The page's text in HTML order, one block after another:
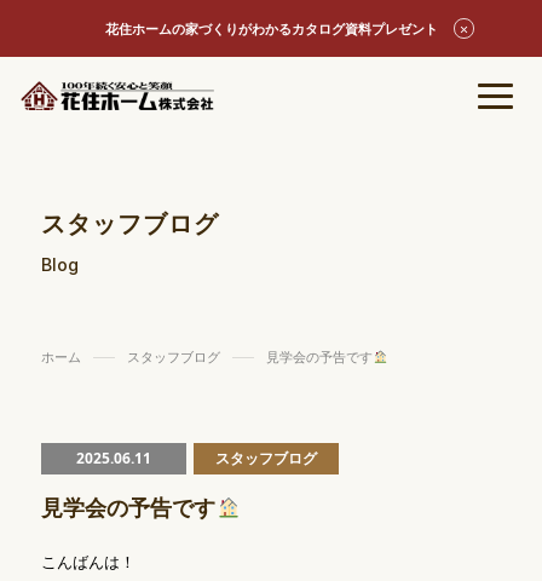
花住ホームの家づくりがわかるカタログ資料プレゼント
スタッフブログ
Blog
ホーム スタッフブログ 見学会の予告です
2025.06.11 スタッフブログ
見学会の予告です
こんばんは！